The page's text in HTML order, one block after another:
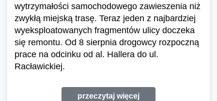
wytrzymałości samochodowego zawieszenia niż
zwykłą miejską trasę. Teraz jeden z najbardziej
wyeksploatowanych fragmentów ulicy doczeka
się remontu. Od 8 sierpnia drogowcy rozpoczną
prace na odcinku od al. Hallera do ul.
Racławickiej.
przeczytaj więcej